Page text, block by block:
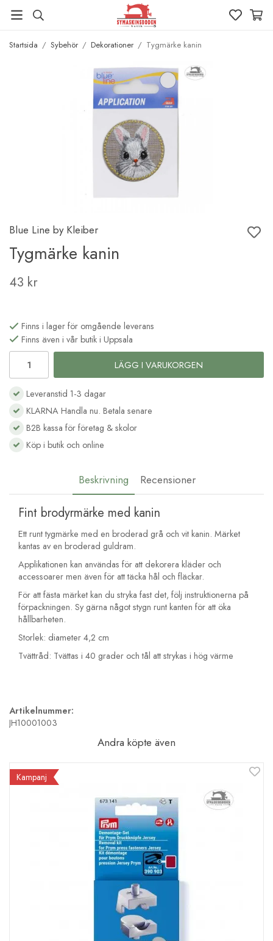
Startsida / Sybehör / Dekorationer / Tygmärke kanin
Blue Line by Kleiber
Tygmärke kanin
43 kr
Finns i lager för omgående leverans
Finns även i vår butik i Uppsala
LÄGG I VARUKORGEN
Leveranstid 1-3 dagar
KLARNA Handla nu. Betala senare
B2B kassa för företag & skolor
Köp i butik och online
Beskrivning Recensioner
Fint brodyrmärke med kanin
Ett runt tygmärke med en broderad grå och vit kanin. Märket
kantas av en broderad guldram.
Applikationen kan användas för att dekorera kläder och
accessoarer men även för att täcka hål och fläckar.
För att fästa märket kan du stryka fast det, följ instruktionerna på
förpackningen. Sy gärna något stygn runt kanten för att öka
hållbarheten.
Storlek: diameter 4,2 cm
Tvättråd: Tvättas i 40 grader och tål att strykas i hög värme
Artikelnummer:
JH10001003
Andra köpte även
Kampanj